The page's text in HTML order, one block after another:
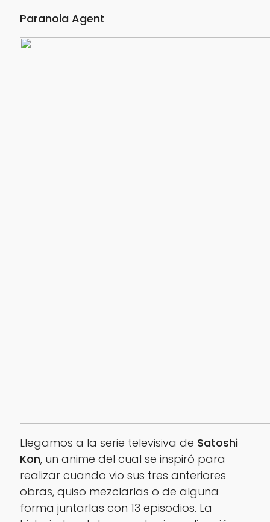
Paranoia Agent
Llegamos a la serie televisiva de Satoshi
Kon, un anime del cual se inspiró para
realizar cuando vio sus tres anteriores
obras, quiso mezclarlas o de alguna
forma juntarlas con 13 episodios. La